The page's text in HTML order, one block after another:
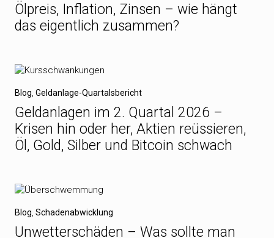
Ölpreis, Inflation, Zinsen – wie hängt
das eigentlich zusammen?
Blog Geldanlage-Quartalsbericht
Geldanlagen im 2. Quartal 2026 –
Krisen hin oder her, Aktien reüssieren,
Öl, Gold, Silber und Bitcoin schwach
Blog Schadenabwicklung
Unwetterschäden – Was sollte man